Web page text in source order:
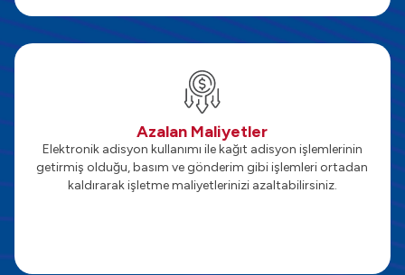
Azalan Maliyetler
Elektronik adisyon kullanımı ile kağıt adisyon işlemlerinin
getirmiş olduğu, basım ve gönderim gibi işlemleri ortadan
kaldırarak işletme maliyetlerinizi azaltabilirsiniz.